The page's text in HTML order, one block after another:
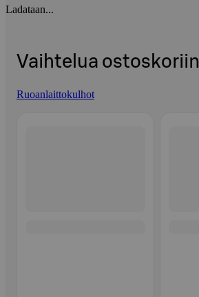
Ladataan...
Vaihtelua ostoskoriin
Ruoanlaittokulhot